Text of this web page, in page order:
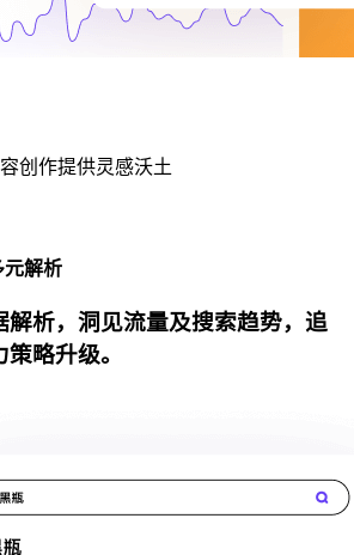
创作提供灵感沃土
元解析
解析，洞见流量及搜索趋势，追
略升级。